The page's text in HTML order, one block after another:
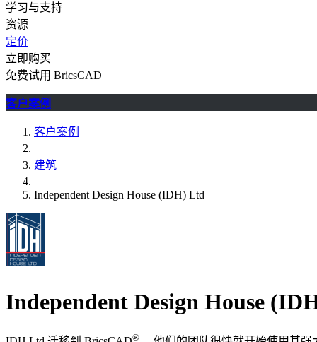
学习与支持
资源
定价
立即购买
免费试用 BricsCAD
客户案例
客户案例
建筑
Independent Design House (IDH) Ltd
Independent Design House
®